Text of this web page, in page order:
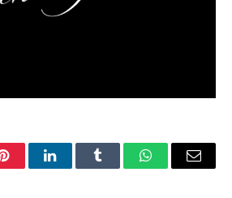
PinterestLinkedInTumblr WhatsAppEmail